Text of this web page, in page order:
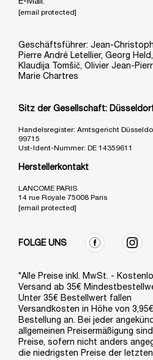
E-Mail:
[email protected]
Geschäftsführer: Jean-
Pierre André Letellier, Georg Held,
Klaudija Tomšič, Olivier Jean-
Marie Chartres
Sitz der Gesellschaft:
Handelsregister: Amtsgericht
99715
Ust-Ident-Nummer: DE 14359611
Herstellerkontakt
LANCOME PARIS
14 rue Royale 75008 Paris
[email protected]
FOLGE UNS
*Alle Preise inkl. MwSt. -
Versand ab 35€
Unter 35€ Bestellwert fallen
Versandkosten in Höhe von
Bestellung an. Bei jeder
allgemeinen Preisermäßigung
Preise, sofern nicht anders
die niedrigsten Preise der